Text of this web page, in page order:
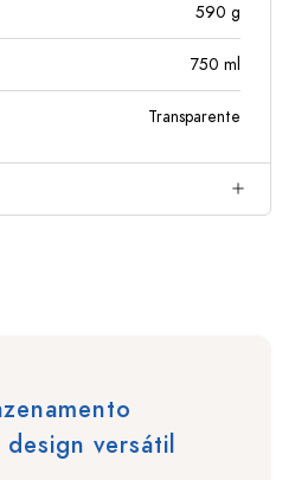
590 g
750 ml
Transparente
versátil